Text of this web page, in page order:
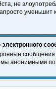
не
анонимными